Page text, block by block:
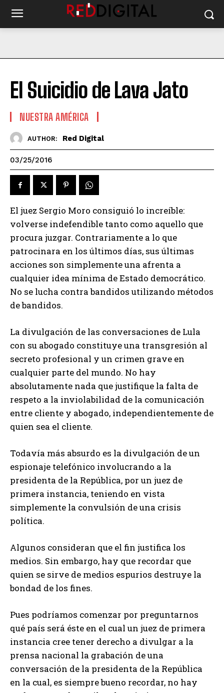
El Suicidio de Lava Jato
NUESTRA AMÉRICA
AUTHOR: Red Digital
03/25/2016
El juez Sergio Moro consiguió lo increíble:
volverse indefendible tanto como aquello que
procura juzgar. Contrariamente a lo que
patrocinara en los últimos días, sus últimas
acciones son simplemente una afrenta a
cualquier idea mínima de Estado democrático.
No se lucha contra bandidos utilizando métodos
de bandidos.
La divulgación de las conversaciones de Lula
con su abogado constituye una transgresión al
secreto profesional y un crimen grave en
cualquier parte del mundo. No hay
absolutamente nada que justifique la falta de
respeto a la inviolabilidad de la comunicación
entre cliente y abogado, independientemente de
quien sea el cliente.
Todavía más absurdo es la divulgación de un
espionaje telefónico involucrando a la
presidenta de la República, por un juez de
primera instancia, teniendo en vista
simplemente la convulsión de una crisis
política.
Algunos consideran que el fin justifica los
medios. Sin embargo, hay que recordar que
quien se sirve de medios espurios destruye la
bondad de los fines.
Pues podríamos comenzar por preguntarnos
qué país será éste en el cual un juez de primera
instancia cree tener derecho a divulgar a la
prensa nacional la grabación de una
conversación de la presidenta de la República
en la cual, es siempre bueno recordar, no hay